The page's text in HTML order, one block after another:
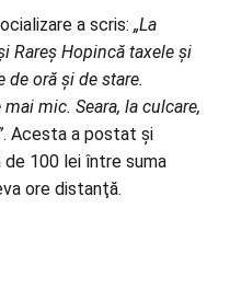
a scris: „La
Rareș Hopincă taxele și
oră și de stare.
mic. Seara, la culcare,
. Acesta a postat şi
100 lei între suma
ore distanţă.